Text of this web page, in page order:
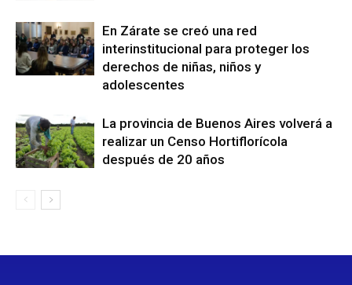
En Zárate se creó una red
interinstitucional para proteger los
derechos de niñas, niños y
adolescentes
La provincia de Buenos Aires volverá a
realizar un Censo Hortiflorícola
después de 20 años